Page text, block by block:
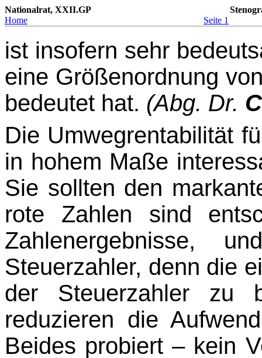
Nationalrat, XXII.GP
Home
Seite 1
ist insofern sehr
eine Größenordnung
bedeutet hat. (Abg. Dr.
Die Umwegrentabilität
in hohem Maße
Sie sollten den
rote Zahlen sind
Zahlenergebnisse,
Steuerzahler, denn die
der Steuerzahler zu
reduzieren die
Beides probiert – kein